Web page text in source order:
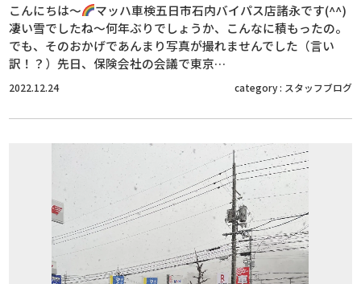
こんにちは～
マッハ車検五日市石内バイパス店諸永です(^^)
凄い雪でしたね～何年ぶりでしょうか、こんなに積もったの。
でも、そのおかげであんまり写真が撮れませんでした（言い
訳！？）先日、保険会社の会議で東京…
2022.12.24 category : スタッフブログ